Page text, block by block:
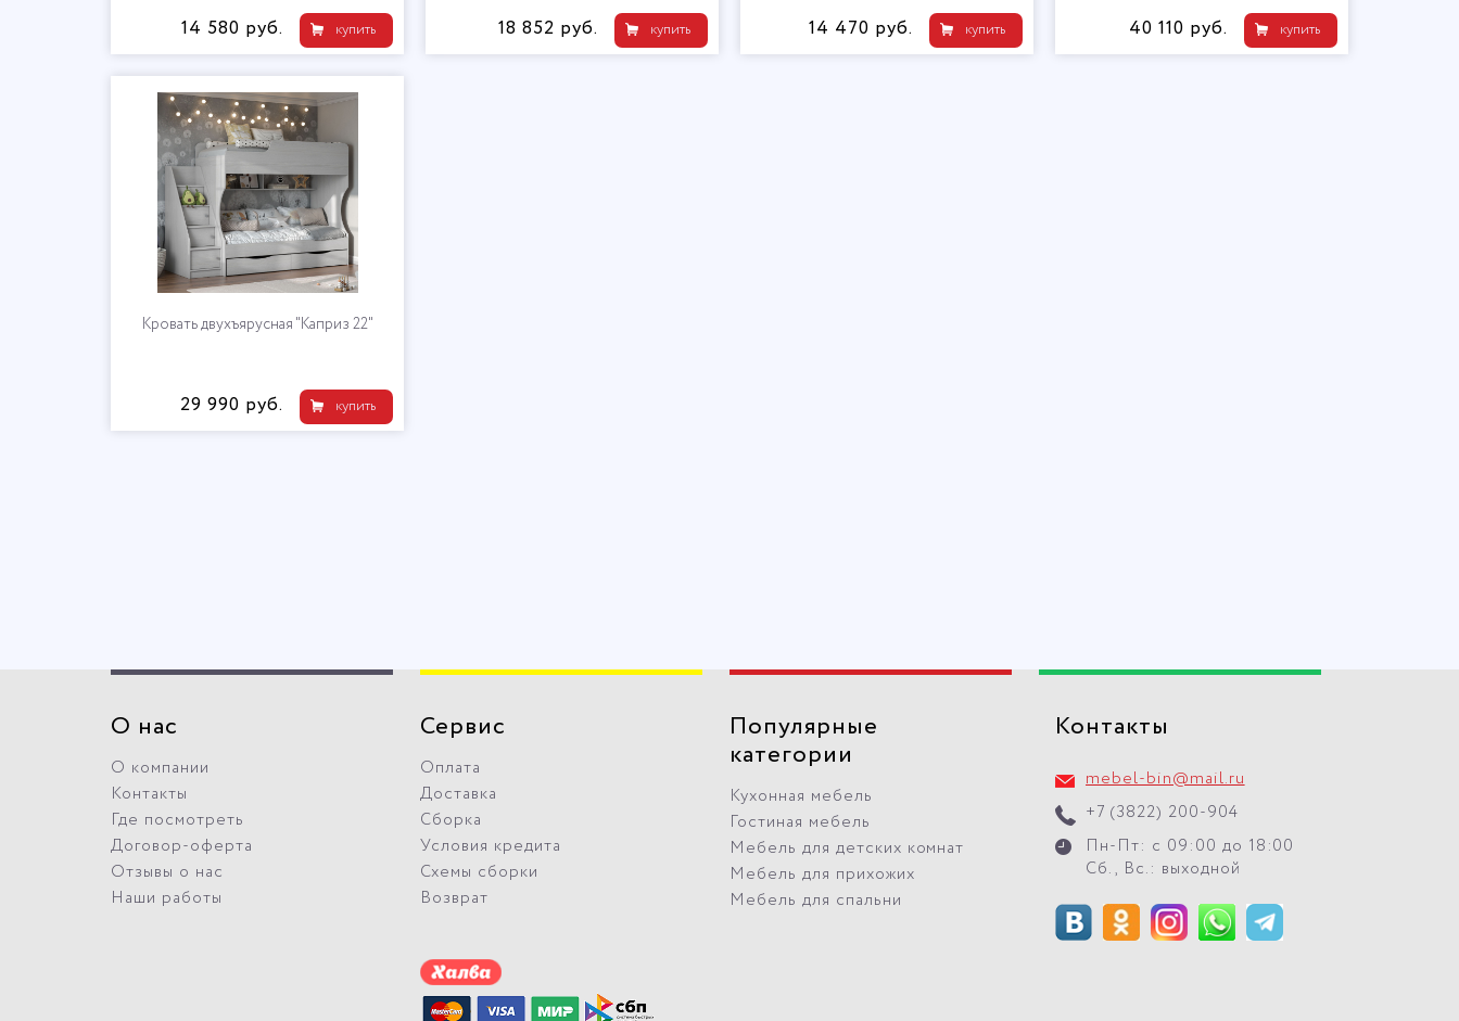
купить
14 580 руб. купить
18 852 руб. купить
14 470 руб. купить
40 110 руб.
Кровать двухъярусная "Каприз 22"
купить
29 990 руб.
О нас
О компании
Контакты
Где посмотреть
Договор-оферта
Отзывы о нас
Наши работы
Сервис
Оплата
Доставка
Сборка
Условия кредита
Схемы сборки
Возврат
Популярные
категории
Кухонная мебель
Гостиная мебель
Мебель для детских комнат
Мебель для прихожих
Мебель для спальни
Контакты
mebel-bin@mail.ru
+7 (3822) 200-904
Пн-Пт: с 09:00 до 18:00
Сб., Вс.: выходной